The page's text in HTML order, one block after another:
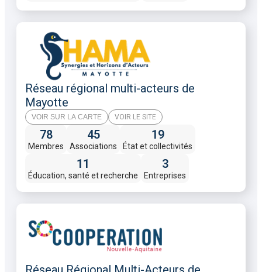
Réseau régional multi-acteurs de
Mayotte
VOIR SUR LA CARTE VOIR LE SITE
78
Membres
45
Associations
19
État et collectivités
11
Éducation, santé et recherche
3
Entreprises